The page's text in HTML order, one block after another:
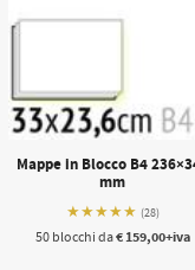
Mappe in Blocco B4
mm
★★★★★ (28)
50 blocchi da€ 159,00+iva